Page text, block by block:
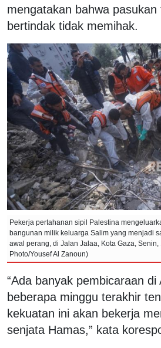
mengatakan bahwa
bertindak tidak memihak.
Pekerja pertahanan sipil Palestina
bangunan milik keluarga Salim yang menjadi
awal perang, di Jalan Jalaa, Kota Gaza, Senin,
Photo/Yousef Al Zanoun)
“Ada banyak pembicaraan di
beberapa minggu terakhir
kekuatan ini akan bekerja
senjata Hamas,” kata